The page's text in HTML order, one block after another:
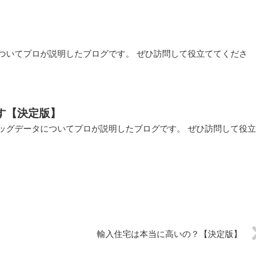
いてプロが説明したブログです。 ぜひ訪問して役立ててくださ
決定版】
グデータについてプロが説明したブログです。 ぜひ訪問して役立
輸入住宅は本当に高いの？【決定版】